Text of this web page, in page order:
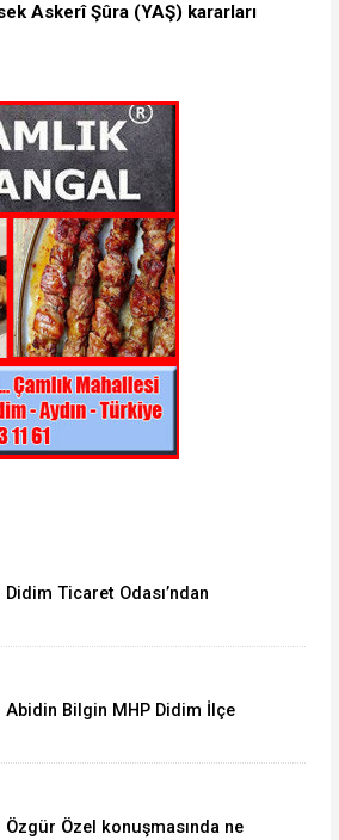
Askerî Şûra (YAŞ) kararları
Didim Ticaret Odası’ndan
Abidin Bilgin MHP Didim İlçe
Özgür Özel konuşmasında ne